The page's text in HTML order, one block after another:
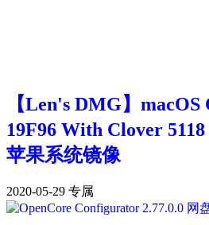
【Len's DMG】macOS
19F96 With Clover
苹果系统镜像
2020-05-29 专属